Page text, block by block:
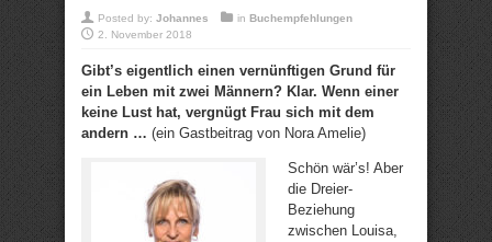
Posted by: Johannes in Buchempfehlungen
2. November 2018
Gibt’s eigentlich einen vernünftigen Grund für
ein Leben mit zwei Männern? Klar. Wenn einer
keine Lust hat, vergnügt Frau sich mit dem
andern … (ein Gastbeitrag von Nora Amelie)
Schön wär’s! Aber
die Dreier-
Beziehung
zwischen Louisa,